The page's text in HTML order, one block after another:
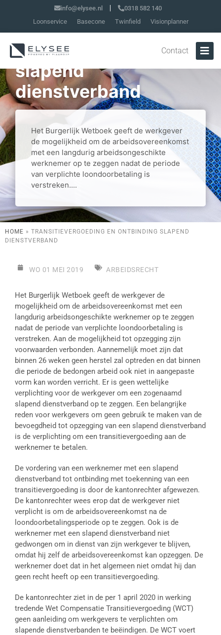
info@elysee.nl
0318 582 140
Loonservice
Basecone Twinfield Visionplanner
Contact
Transitievergoeding
en ontbinding
slapend
dienstverband
Het Burgerlijk Wetboek geeft de werkgever
de mogelijkheid om de arbeidsovereenkomst
met een langdurig arbeidsongeschikte
werknemer op te zeggen nadat de periode
van verplichte loondoorbetaling is
verstreken....
HOME » TRANSITIEVERGOEDING EN ONTBINDING SLAPEND
DIENSTVERBAND
WO 01 MEI 2019 ARBEIDSRECHT
Het Burgerlijk Wetboek geeft de werkgever de
mogelijkheid om de arbeidsovereenkomst met een
langdurig arbeidsongeschikte werknemer op te zeggen
nadat de periode van verplichte loondoorbetaling is
verstreken. Aan de mogelijkheid tot opzegging zijn
voorwaarden verbonden. Aannemelijk moet zijn dat
binnen 26 weken geen herstel zal optreden en dat binnen
die periode de bedongen arbeid ook niet in aangepaste
vorm kan worden verricht. Er is geen wettelijke
verplichting voor de werkgever om een zogenaamd
slapend dienstverband op te zeggen. Een belangrijke
reden voor werkgevers om geen gebruik te maken van de
bevoegdheid tot opzegging van een slapend dienstverband
is de verplichting om een transitievergoeding aan de
werknemer te betalen.
De vordering van een werknemer met een slapend
dienstverband tot ontbinding met toekenning van een
transitievergoeding is door de kantonrechter afgewezen.
De kantonrechter wees erop dat de werkgever niet
verplicht is om de arbeidsovereenkomst na de
loondoorbetalingsperiode op te zeggen. Ook is de
werknemer met een slapend dienstverband niet
gedwongen om in dienst van zijn werkgever te blijven,
omdat hij zelf de arbeidsovereenkomst kan opzeggen. De
werknemer doet dat in het algemeen niet omdat hij dan
geen recht heeft op een transitievergoeding.
De kantonrechter ziet in de per 1 april 2020 in werking
tredende Wet Compensatie Transitievergoeding (WCT)
geen aanleiding om werkgevers te verplichten om
slapende dienstverbanden te beëindigen. De WCT voert